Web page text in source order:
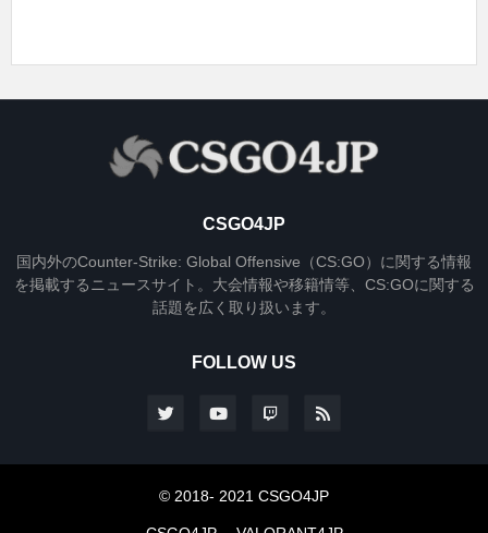
CSGO4JP
国内外のCounter-Strike: Global Offensive（CS:GO）に関する情報
を掲載するニュースサイト。大会情報や移籍情等、CS:GOに関する
話題を広く取り扱います。
FOLLOW US
© 2018- 2021 CSGO4JP